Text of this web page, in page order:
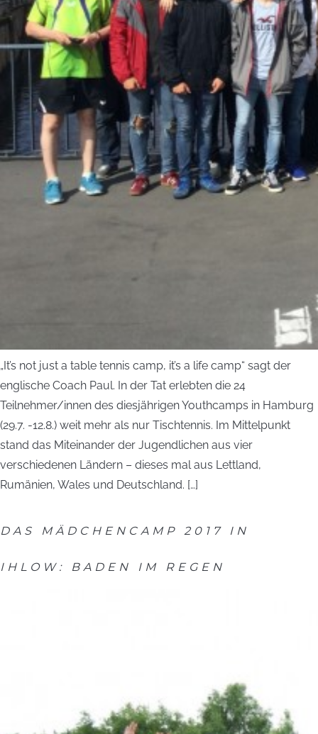
„It’s not just a table tennis camp, it’s a life camp“ sagt der
englische Coach Paul. In der Tat erlebten die 24
Teilnehmer/innen des diesjährigen Youthcamps in Hamburg
(29.7. -12.8.) weit mehr als nur Tischtennis. Im Mittelpunkt
stand das Miteinander der Jugendlichen aus vier
verschiedenen Ländern – dieses mal aus Lettland,
Rumänien, Wales und Deutschland. […]
DAS MÄDCHENCAMP 2017 IN
IHLOW: BADEN IM REGEN